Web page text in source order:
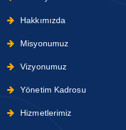
Hakkımızda
Misyonumuz
Vizyonumuz
Yönetim Kadrosu
Hizmetlerimiz